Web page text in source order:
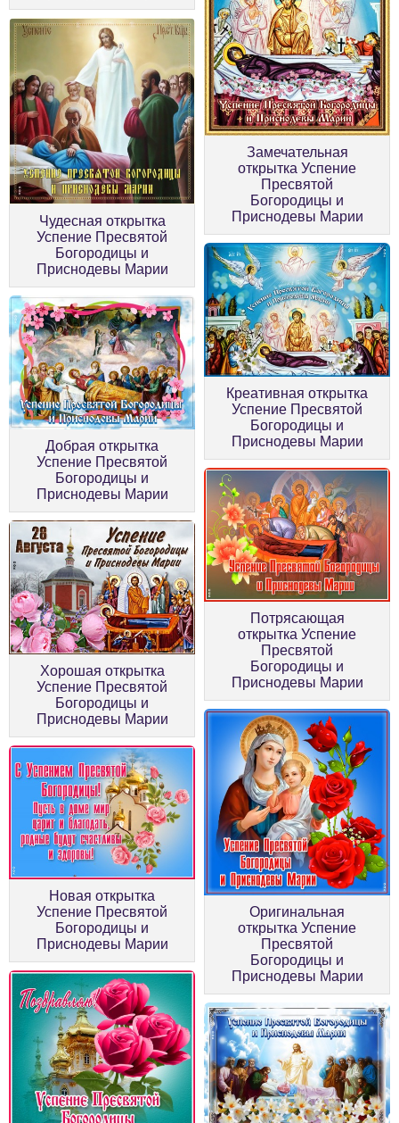
Чудесная открытка
Успение Пресвятой
Богородицы и
Приснодевы Марии
Замечательная
открытка Успение
Пресвятой
Богородицы и
Приснодевы Марии
Добрая открытка
Успение Пресвятой
Богородицы и
Приснодевы Марии
Креативная открытка
Успение Пресвятой
Богородицы и
Приснодевы Марии
Хорошая открытка
Успение Пресвятой
Богородицы и
Приснодевы Марии
Потрясающая
открытка Успение
Пресвятой
Богородицы и
Приснодевы Марии
Новая открытка
Успение Пресвятой
Богородицы и
Приснодевы Марии
Оригинальная
открытка Успение
Пресвятой
Богородицы и
Приснодевы Марии